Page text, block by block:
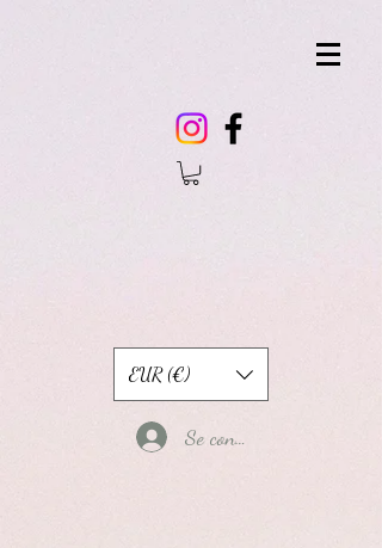
EUR (€)
Se connecter